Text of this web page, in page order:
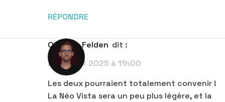
RÉPONDRE
Quentin Felden dit :
29 janvier 2025 à 11h00
Les deux pourraient totalement convenir !
La Néo Vista sera un peu plus légère, et la